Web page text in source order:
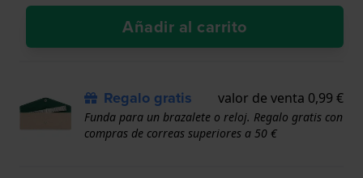
Añadir al carrito
Regalo gratis valor de venta 0,99 €
Funda para un brazalete o reloj. Regalo gratis con
compras de correas superiores a 50 €